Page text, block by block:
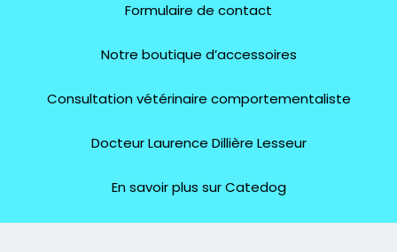
Formulaire de contact
Notre boutique d’accessoires
Consultation vétérinaire comportementaliste
Docteur Laurence Dillière Lesseur
En savoir plus sur Catedog